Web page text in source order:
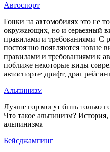
Автоспорт
Гонки на автомобилях это не
окружающих, но и серьезный
правилами и требованиями. С
постоянно появляются новые
правилами и требованиями к
поближе некоторые виды
автоспорте: дрифт, драг
Альпинизм
Лучше гор могут быть только
Что такое альпинизм?
альпинизма
Бейсджампинг